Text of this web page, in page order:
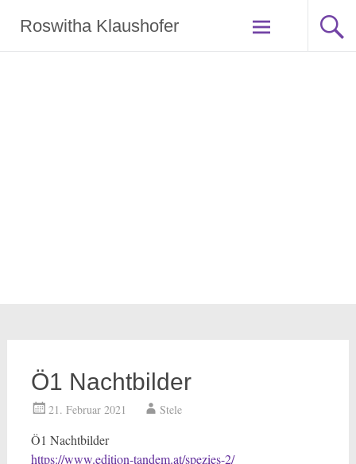
InhaltRoswitha Klaushofer
Ö1 Nachtbilder
21. Februar 2021 Stele
Ö1 Nachtbilder
https://www.edition-tandem.at/spezies-2/